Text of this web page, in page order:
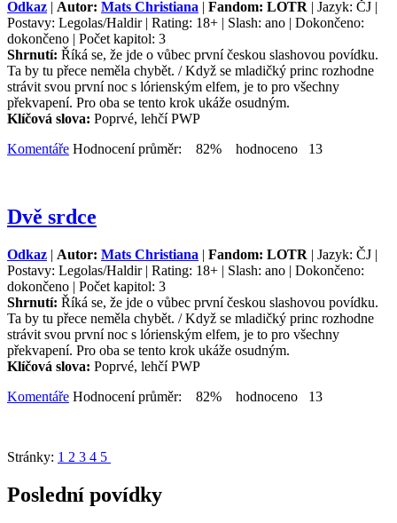
Odkaz | Autor: Mats Christiana | Fandom: LOTR | Jazyk: ČJ |
Postavy: Legolas/Haldir | Rating: 18+ | Slash: ano | Dokončeno:
dokončeno | Počet kapitol: 3
Shrnutí: Říká se, že jde o vůbec první českou slashovou povídku.
Ta by tu přece neměla chybět. / Když se mladičký princ rozhodne
strávit svou první noc s lórienským elfem, je to pro všechny
překvapení. Pro oba se tento krok ukáže osudným.
Klíčová slova: Poprvé, lehčí PWP
Komentáře Hodnocení průměr: 82% hodnoceno 13
Dvě srdce
Odkaz | Autor: Mats Christiana | Fandom: LOTR | Jazyk: ČJ |
Postavy: Legolas/Haldir | Rating: 18+ | Slash: ano | Dokončeno:
dokončeno | Počet kapitol: 3
Shrnutí: Říká se, že jde o vůbec první českou slashovou povídku.
Ta by tu přece neměla chybět. / Když se mladičký princ rozhodne
strávit svou první noc s lórienským elfem, je to pro všechny
překvapení. Pro oba se tento krok ukáže osudným.
Klíčová slova: Poprvé, lehčí PWP
Komentáře Hodnocení průměr: 82% hodnoceno 13
Stránky: 1 2 3 4 5
Poslední povídky